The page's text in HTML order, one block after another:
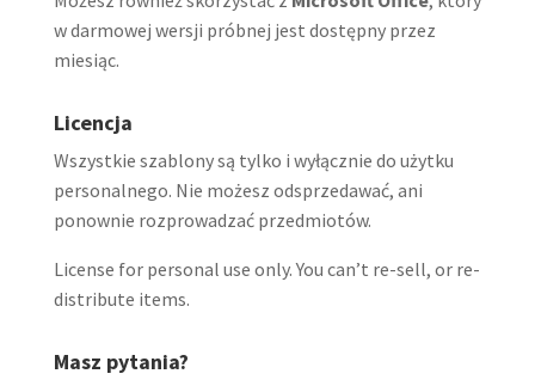
w darmowej wersji próbnej jest dostępny przez
miesiąc.
Licencja
Wszystkie szablony są tylko i wyłącznie do użytku
personalnego. Nie możesz odsprzedawać, ani
ponownie rozprowadzać przedmiotów.
License for personal use only. You can’t re-sell, or re-
distribute items.
Masz pytania?